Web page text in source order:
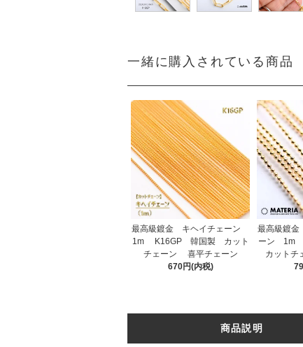
一緒に購入されている商品
最高級鍍金 キヘイチェーン
1m K16GP 韓国製 カット
チェーン 喜平チェーン
670円(内税)
最高級鍍
ーン 1m
カット
商品説明